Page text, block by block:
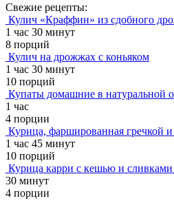
Свежие рецепты:
Кулич «Краффин» из сдобного
1 час 30 минут
8 порций
Кулич на дрожжах с коньяком
1 час 30 минут
10 порций
Купаты домашние в натуральной
1 час
4 порции
Курица, фаршированная гречкой
1 час 45 минут
10 порций
Курица карри с кешью и
30 минут
4 порции